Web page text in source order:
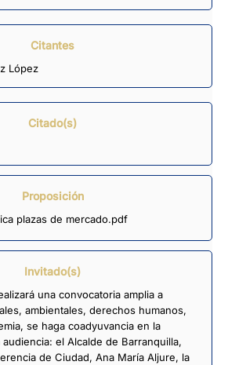
Citantes
López
Citado(s)
Proposición
plazas de mercado.pdf
Invitado(s)
una convocatoria amplia a
ambientales, derechos humanos,
se haga coadyuvancia en la
el Alcalde de Barranquilla,
de Ciudad, Ana María Aljure, la